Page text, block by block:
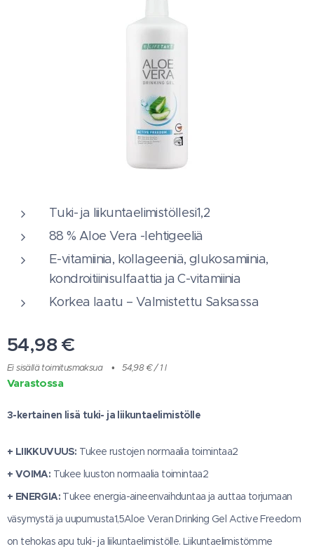
Tuki- ja liikuntaelimistöllesi1,2
88 % Aloe Vera -lehtigeeliä
E-vitamiinia, kollageeniä, glukosamiinia,
kondroitiinisulfaattia ja C-vitamiinia
Korkea laatu – Valmistettu Saksassa
54,98€
Ei sisällä toimitusmaksua 54,98 € / 1 l
Varastossa
3-kertainen lisä tuki- ja liikuntaelimistölle
+ LIIKKUVUUS: Tukee rustojen normaalia toimintaa2
+ VOIMA: Tukee luuston normaalia toimintaa2
+ ENERGIA: Tukee energia-aineenvaihduntaa ja auttaa torjumaan
väsymystä ja uupumusta1,5Aloe Veran Drinking Gel Active Freedom
on tehokas apu tuki- ja liikuntaelimistölle. Liikuntaelimistömme